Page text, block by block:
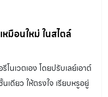
ยมาตั้งแต่เด็ก โดยเริ่ม
า และทุกอย่างที่เกี่ยวกับ
ใจนี้ก็มาจาก นิตยสาร
งใหม่ การหา บ้านไม้เก่า
นเพจที่รักและชื่นชอบงาน
หมือนใหม่ ในสไตล์
นเวตเอง โดยปรับเลย์เอาต์
เดียว ให้ตรงใจ เรียบหรูอยู่